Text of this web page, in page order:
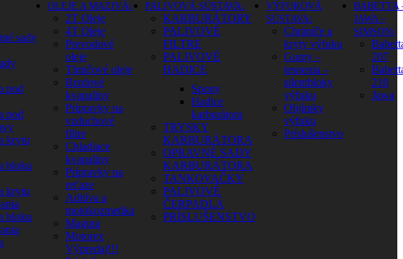
sady
pod
pod
krytu
bloku
krytu
bloku
OLEJE A MAZIVÁ
2T Oleje
4T Oleje
Prevodové
oleje
Tlmičové oleje
Brzdové
kvapaliny
Prípravky na
vzduchové
filtre
Chladiace
kvapaliny
Prípravky na
reťaze
Aditíva a
motokozmetika
Magura
Motorex
Výpredaj!!!
PALIVOVÁ SÚSTAVA
KARBURÁTORY
PALIVOVÉ
FILTRE
PALIVOVÉ
HADICE
Spony
Hadice
karburátora
TRYSKY
KARBURÁTORA
OPRAVNÉ SADY
KARBURÁTORA
TANKOVAČKY
PALIVOVÉ
ČERPADLÁ
PRÍSLUŠENSTVO
VÝFUKOVÁ
SÚSTAVA
Chrániče a
kryty výfuku
Gumy –
tesnenia –
silentbloky
výfuku
Objímky
výfuku
Príslušenstvo
BABETTA
JAWA –
SIMSON
207
210
Jawa